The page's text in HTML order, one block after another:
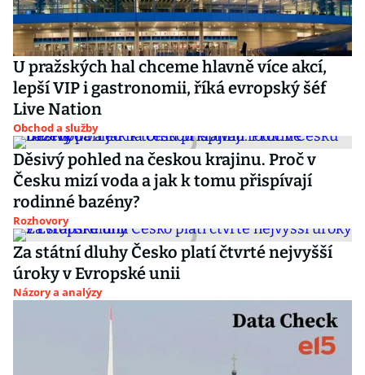
U pražských hal chceme hlavně více akcí,
lepší VIP i gastronomii, říká evropský šéf
Live Nation
Obchod a služby
Děsivý pohled na českou krajinu. Proč v
Česku mizí voda a jak k tomu přispívají
rodinné bazény?
Rozhovory
Za státní dluhy Česko platí čtvrté nejvyšší
úroky v Evropské unii
Názory a analýzy